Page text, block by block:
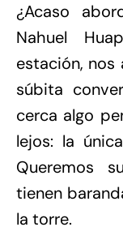
¿Acaso
Nahuel
estación, nos
súbita
cerca algo
lejos: la
Queremos
tienen
la torre.